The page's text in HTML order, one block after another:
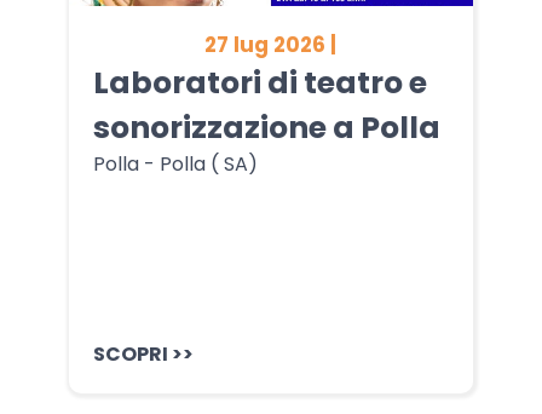
27 lug 2026 |
Laboratori di teatro e
sonorizzazione a Polla
Polla - Polla ( SA)
SCOPRI >>